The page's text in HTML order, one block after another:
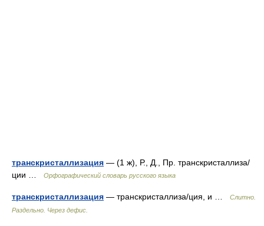
транскристаллизация — (1 ж), Р., Д., Пр. транскристаллиза/
ции …
Орфографический словарь русского языка
транскристаллизация — транскристаллиза/ция, и …
Слитно.
Раздельно. Через дефис.